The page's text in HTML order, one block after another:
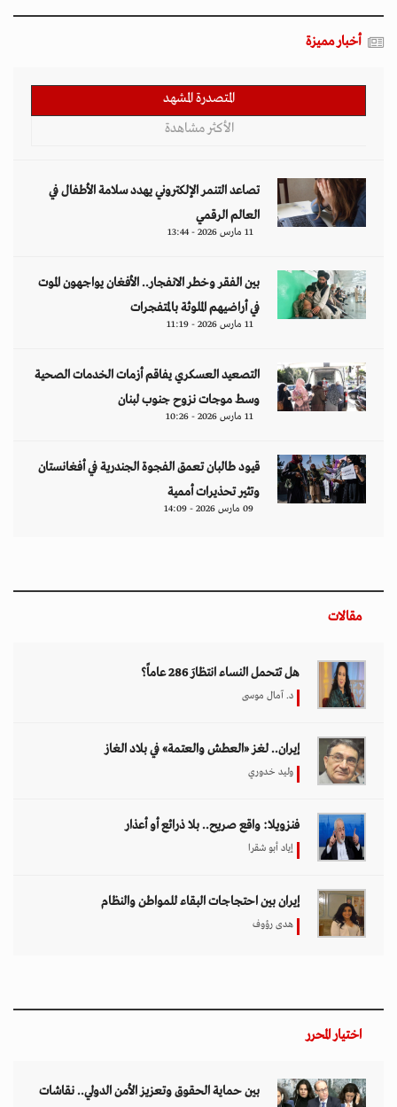
أخبار مميزة
المتصدرة المشهد
الأكثر مشاهدة
تصاعد التنمر الإلكتروني يهدد سلامة الأطفال في
العالم الرقمي
11 مارس 2026 - 13:44
بين الفقر وخطر الانفجار.. الأفغان يواجهون الموت
في أراضيهم الملوثة بالمتفجرات
11 مارس 2026 - 11:19
التصعيد العسكري يفاقم أزمات الخدمات الصحية
وسط موجات نزوح جنوب لبنان
11 مارس 2026 - 10:26
قيود طالبان تعمق الفجوة الجندرية في أفغانستان
وتثير تحذيرات أممية
09 مارس 2026 - 14:09
مقالات
هل تتحمل النساء انتظارَ 286 عاماً؟
د. آمال موسى
إيران.. لغز «العطش والعتمة» في بلاد الغاز
وليد خدوري
فنزويلا: واقع صريح.. بلا ذرائع أو أعذار
إياد أبو شقرا
إيران بين احتجاجات البقاء للمواطن والنظام
هدى رؤوف
اختيار المحرر
بين حماية الحقوق وتعزيز الأمن الدولي.. نقاشات